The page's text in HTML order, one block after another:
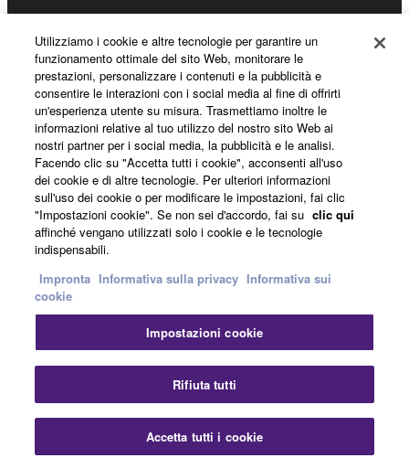
Informazioni su Yamaha
Italia - Italian
Affari
Termini di utilizzoInformativa sulla privacy
Informativa sui cookieImpronta
© Yamaha Corporation.
Utilizziamo i cookie e altre tecnologie per garantire un
funzionamento ottimale del sito Web, monitorare le
prestazioni, personalizzare i contenuti e la pubblicità e
consentire le interazioni con i social media al fine di offrirti
un'esperienza utente su misura. Trasmettiamo inoltre le
informazioni relative al tuo utilizzo del nostro sito Web ai
nostri partner per i social media, la pubblicità e le analisi.
Facendo clic su "Accetta tutti i cookie", acconsenti all'uso
dei cookie e di altre tecnologie. Per ulteriori informazioni
sull'uso dei cookie o per modificare le impostazioni, fai clic
"Impostazioni cookie". Se non sei d'accordo, fai su clic qui
affinché vengano utilizzati solo i cookie e le tecnologie
indispensabili.
Impronta Informativa sulla privacy Informativa sui
cookie
Impostazioni cookie
Rifiuta tutti
Accetta tutti i cookie